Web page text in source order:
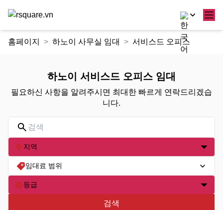
홈페이지 하노이 사무실 임대 서비스드 오피스
하노이 서비스드 오피스 임대
필요하신 사항을 알려주시면 최대한 빠르게 연락드리겠습
니다.
지역
임대료 범위
등급
검색